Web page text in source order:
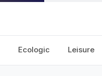
Ecologic Leisure